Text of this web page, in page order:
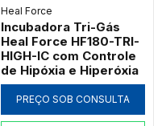
Heal Force
Incubadora Tri-Gás
Heal Force HF180-TRI-
HIGH-IC com Controle
de Hipóxia e Hiperóxia
PREÇO SOB CONSULTA